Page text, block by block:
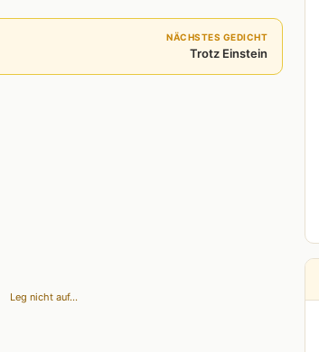
NÄCHSTES GEDICHT
Trotz Einstein
Leg nicht auf...